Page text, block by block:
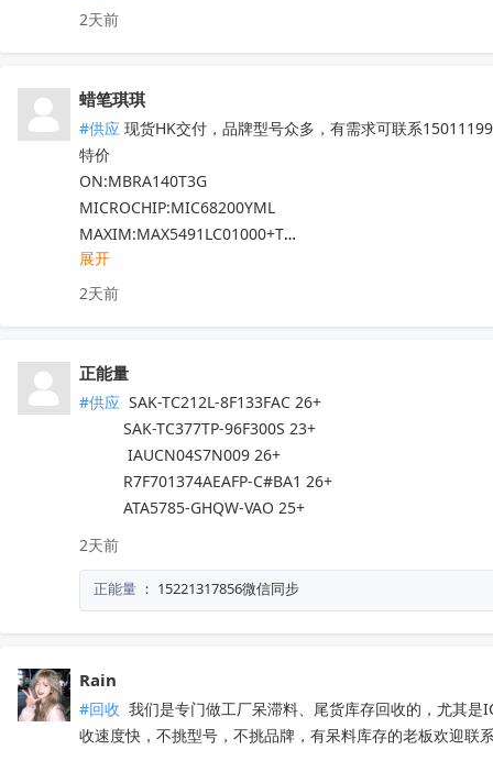
专营Marvell十八年，300+库存料号，其它Marvell的料发料
2天前
蜡笔琪琪
#供应 现货HK交付，品牌型号众多，有需求可联系
特价
ON:MBRA140T3G
MICROCHIP:MIC68200YML
MAXIM:MAX5491LC01000+T
ADI:ADP7182AUJZ-R7
其他PN可沟通确认
展开
2天前
正能量
#供应 SAK-TC212L-8F133FAC 26+
          ATA5785-GHQW-VAO 25+
2天前
正能量 ： 15221317856微信同步
Rain
#回收 我们是专门做工厂呆滞料、尾货库存回收的，尤其
收速度快，不挑型号，不挑品牌，有呆料库存的老板欢迎联